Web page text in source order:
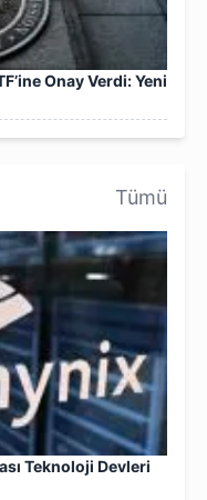
Onay Verdi: Yeni
Tümü
Teknoloji Devleri